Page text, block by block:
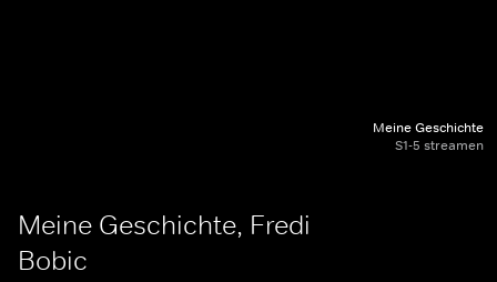
Meine Geschichte
S1-5 streamen
Meine Geschichte, Fredi
Bobic